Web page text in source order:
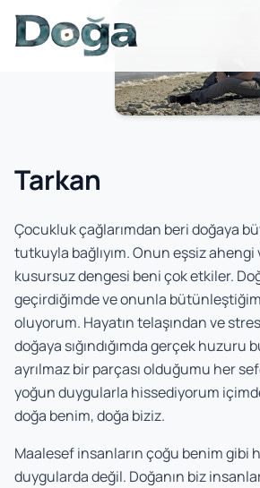
Skip to content
Tarkan
Çocukluk çağlarımdan beri doğaya
tutkuyla bağlıyım. Onun eşsiz
kusursuz dengesi beni çok etkiler.
geçirdiğimde ve onunla
oluyorum. Hayatın telaşından ve
doğaya sığındığımda gerçek huzuru
ayrılmaz bir parçası olduğumu her
yoğun duygularla hissediyorum
doğa benim, doğa biziz.
Maalesef insanların çoğu benim gibi
duygularda değil. Doğanın biz